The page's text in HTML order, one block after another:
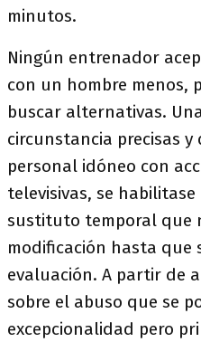
minutos.
Ningún entrenador
con un hombre menos,
buscar alternativas.
circunstancia precisas
personal idóneo con
televisivas, se
sustituto temporal que
modificación hasta que
evaluación. A partir de
sobre el abuso que se
excepcionalidad pero